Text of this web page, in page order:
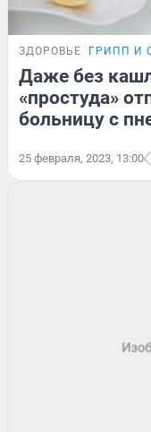
ЗДОРОВЬЕ ГРИПП И
Даже без
«простуда»
больницу с
25 февраля, 2023, 13:00